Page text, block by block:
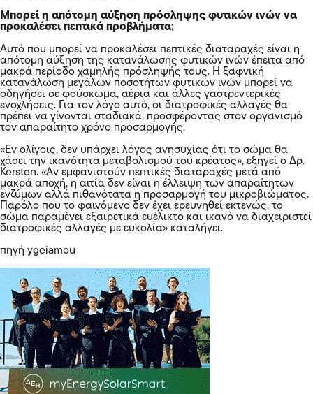
Μπορεί η απότομη αύξηση πρόσληψης φυτικών ινών να
προκαλέσει πεπτικά προβλήματα;
Αυτό που μπορεί να προκαλέσει πεπτικές διαταραχές είναι η
απότομη αύξηση της κατανάλωσης φυτικών ινών έπειτα από
μακρά περίοδο χαμηλής πρόσληψής τους. Η ξαφνική
κατανάλωση μεγάλων ποσοτήτων φυτικών ινών μπορεί να
οδηγήσει σε φούσκωμα, αέρια και άλλες γαστρεντερικές
ενοχλήσεις. Για τον λόγο αυτό, οι διατροφικές αλλαγές θα
πρέπει να γίνονται σταδιακά, προσφέροντας στον οργανισμό
τον απαραίτητο χρόνο προσαρμογής.
«Εν ολίγοις, δεν υπάρχει λόγος ανησυχίας ότι το σώμα θα
χάσει την ικανότητα μεταβολισμού του κρέατος», εξηγεί ο Δρ.
Kersten. «Αν εμφανιστούν πεπτικές διαταραχές μετά από
μακρά αποχή, η αιτία δεν είναι η έλλειψη των απαραίτητων
ενζύμων αλλά πιθανότατα η προσαρμογή του μικροβιώματος.
Παρόλο που το φαινόμενο δεν έχει ερευνηθεί εκτενώς, το
σώμα παραμένει εξαιρετικά ευέλικτο και ικανό να διαχειριστεί
διατροφικές αλλαγές με ευκολία» καταλήγει.
πηγή ygeiamou